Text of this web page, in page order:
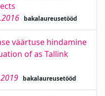
bakalaureusetööd
väärtuse hindamine
of as Tallink
bakalaureusetööd